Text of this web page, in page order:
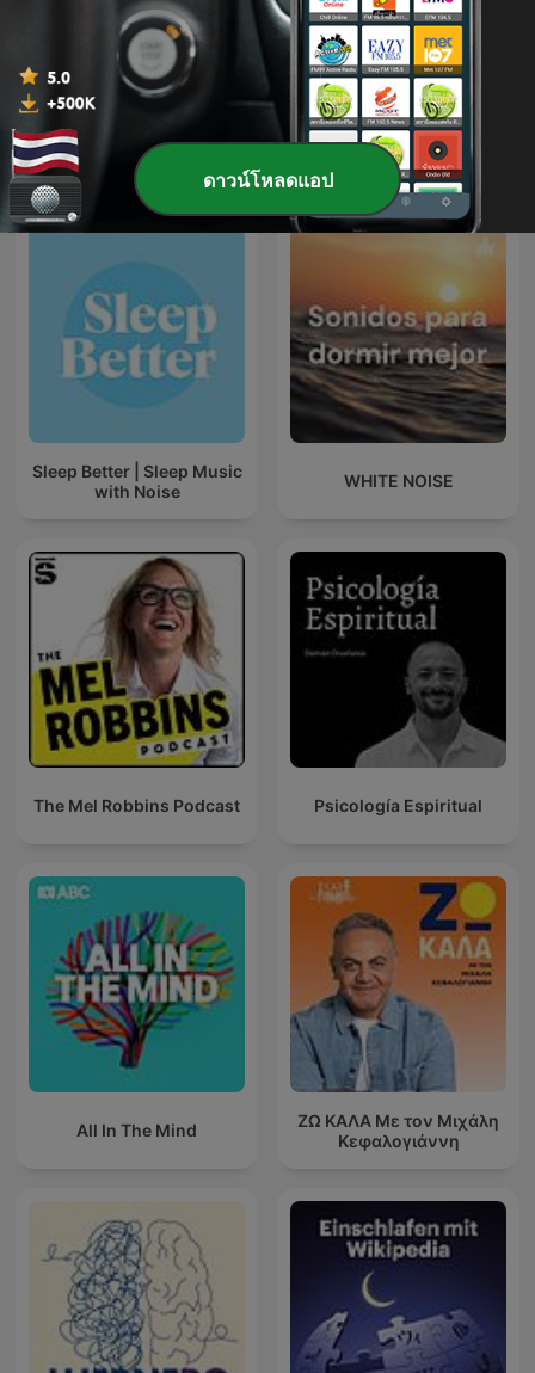
เพลงหมอเขียว Sleep Sounds
พอดแคสต์ สุขภาพและฟิตเนส ระหว่างประเทศ
Sleep Better | Sleep Music
with Noise
WHITE NOISE
The Mel Robbins Podcast Psicología Espiritual
All In The Mind
ΖΩ ΚΑΛΑ Με τον Μιχάλη
Κεφαλογιάννη
ดาวน์โหลดแอป